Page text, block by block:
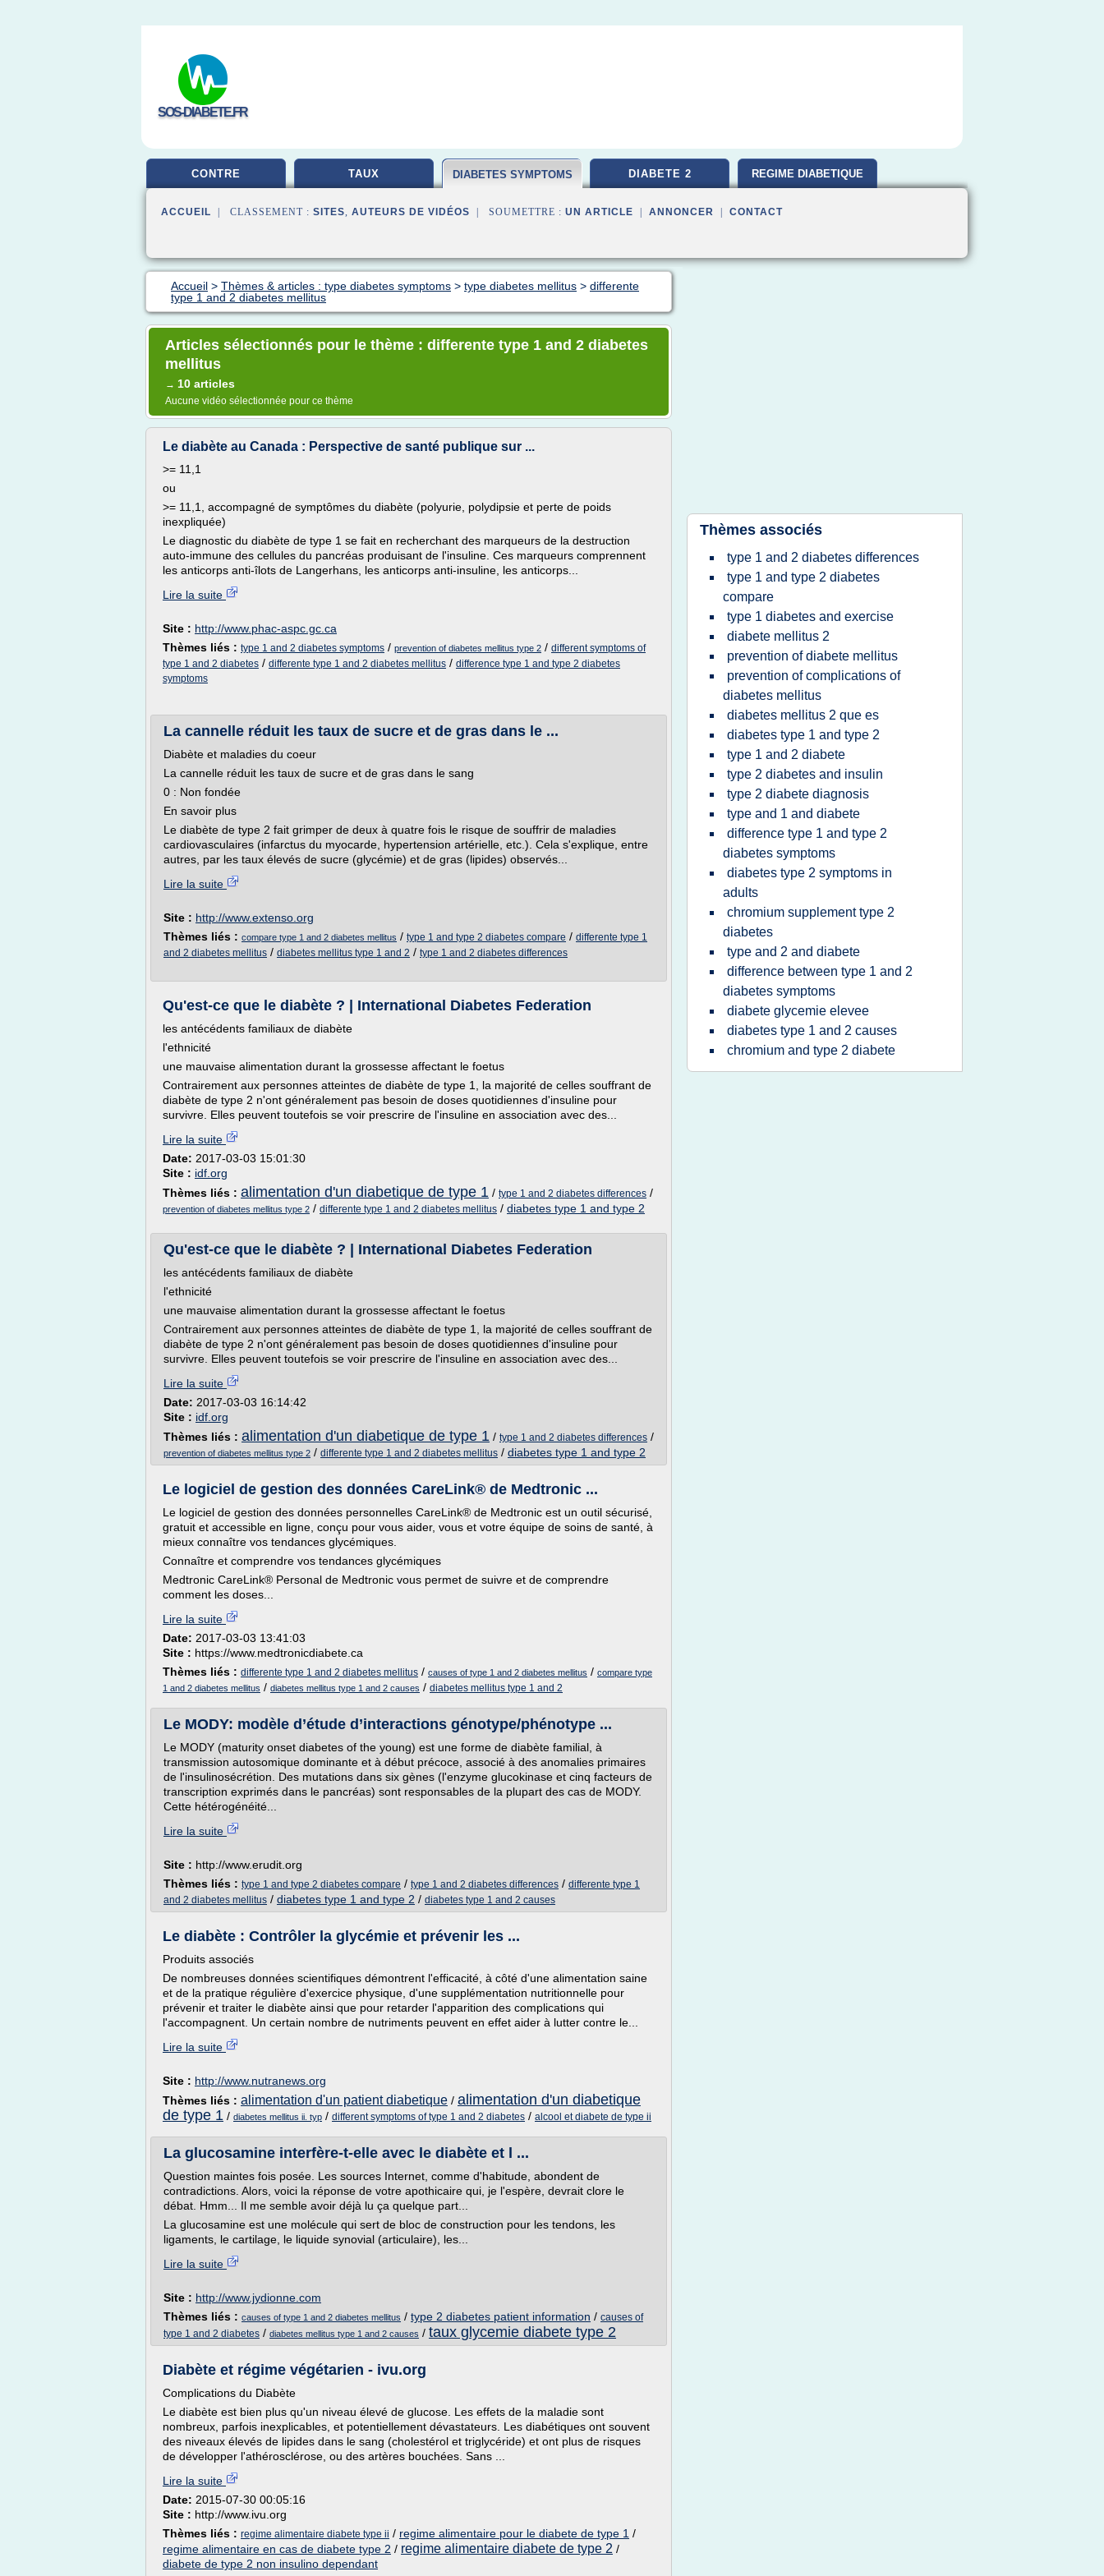
SOS-DIABETE.FR
CONTRE TAUX DIABETES SYMPTOMS DIABETE 2 REGIME DIABETIQUE
ACCUEIL | CLASSEMENT : SITES, AUTEURS DE VIDÉOS | SOUMETTRE : UN ARTICLE ANNONCER CONTACT
Accueil > Thèmes & articles : type diabetes symptoms > type diabetes mellitus > differente
type 1 and 2 diabetes mellitus
Articles sélectionnés pour le thème : differente type 1 and 2 diabetes
mellitus
→ 10 articles
Aucune vidéo sélectionnée pour ce thème
Le diabète au Canada : Perspective de santé publique sur ...
>= 11,1
ou
>= 11,1, accompagné de symptômes du diabète (polyurie, polydipsie et perte de poids
inexpliquée)
Le diagnostic du diabète de type 1 se fait en recherchant des marqueurs de la destruction
auto-immune des cellules du pancréas produisant de l'insuline. Ces marqueurs comprennent
les anticorps anti-îlots de Langerhans, les anticorps anti-insuline, les anticorps...
Lire la suite
Site : http://www.phac-aspc.gc.ca
Thèmes liés : type 1 and 2 diabetes symptoms / prevention of diabetes mellitus type 2 / different symptoms of
type 1 and 2 diabetes / differente type 1 and 2 diabetes mellitus / difference type 1 and type 2 diabetes
symptoms
La cannelle réduit les taux de sucre et de gras dans le ...
Diabète et maladies du coeur
La cannelle réduit les taux de sucre et de gras dans le sang
0 : Non fondée
En savoir plus
Le diabète de type 2 fait grimper de deux à quatre fois le risque de souffrir de maladies
cardiovasculaires (infarctus du myocarde, hypertension artérielle, etc.). Cela s'explique, entre
autres, par les taux élevés de sucre (glycémie) et de gras (lipides) observés...
Lire la suite
Site : http://www.extenso.org
Thèmes liés : compare type 1 and 2 diabetes mellitus / type 1 and type 2 diabetes compare / differente type 1
and 2 diabetes mellitus / diabetes mellitus type 1 and 2 / type 1 and 2 diabetes differences
Qu'est-ce que le diabète ? | International Diabetes Federation
les antécédents familiaux de diabète
l'ethnicité
une mauvaise alimentation durant la grossesse affectant le foetus
Contrairement aux personnes atteintes de diabète de type 1, la majorité de celles souffrant de
diabète de type 2 n'ont généralement pas besoin de doses quotidiennes d'insuline pour
survivre. Elles peuvent toutefois se voir prescrire de l'insuline en association avec des...
Lire la suite
Date: 2017-03-03 15:01:30
Site : idf.org
Thèmes liés : alimentation d'un diabetique de type 1 / type 1 and 2 diabetes differences /
prevention of diabetes mellitus type 2 / differente type 1 and 2 diabetes mellitus / diabetes type 1 and type 2
Qu'est-ce que le diabète ? | International Diabetes Federation
les antécédents familiaux de diabète
l'ethnicité
une mauvaise alimentation durant la grossesse affectant le foetus
Contrairement aux personnes atteintes de diabète de type 1, la majorité de celles souffrant de
diabète de type 2 n'ont généralement pas besoin de doses quotidiennes d'insuline pour
survivre. Elles peuvent toutefois se voir prescrire de l'insuline en association avec des...
Lire la suite
Date: 2017-03-03 16:14:42
Site : idf.org
Thèmes liés : alimentation d'un diabetique de type 1 / type 1 and 2 diabetes differences /
prevention of diabetes mellitus type 2 / differente type 1 and 2 diabetes mellitus / diabetes type 1 and type 2
Le logiciel de gestion des données CareLink® de Medtronic ...
Le logiciel de gestion des données personnelles CareLink® de Medtronic est un outil sécurisé,
gratuit et accessible en ligne, conçu pour vous aider, vous et votre équipe de soins de santé, à
mieux connaître vos tendances glycémiques.
Connaître et comprendre vos tendances glycémiques
Medtronic CareLink® Personal de Medtronic vous permet de suivre et de comprendre
comment les doses...
Lire la suite
Date: 2017-03-03 13:41:03
Site : https://www.medtronicdiabete.ca
Thèmes liés : differente type 1 and 2 diabetes mellitus / causes of type 1 and 2 diabetes mellitus / compare type
1 and 2 diabetes mellitus / diabetes mellitus type 1 and 2 causes / diabetes mellitus type 1 and 2
Le MODY: modèle d’étude d’interactions génotype/phénotype ...
Le MODY (maturity onset diabetes of the young) est une forme de diabète familial, à
transmission autosomique dominante et à début précoce, associé à des anomalies primaires
de l'insulinosécrétion. Des mutations dans six gènes (l'enzyme glucokinase et cinq facteurs de
transcription exprimés dans le pancréas) sont responsables de la plupart des cas de MODY.
Cette hétérogénéité...
Lire la suite
Site : http://www.erudit.org
Thèmes liés : type 1 and type 2 diabetes compare / type 1 and 2 diabetes differences / differente type 1
and 2 diabetes mellitus / diabetes type 1 and type 2 / diabetes type 1 and 2 causes
Le diabète : Contrôler la glycémie et prévenir les ...
Produits associés
De nombreuses données scientifiques démontrent l'efficacité, à côté d'une alimentation saine
et de la pratique régulière d'exercice physique, d'une supplémentation nutritionnelle pour
prévenir et traiter le diabète ainsi que pour retarder l'apparition des complications qui
l'accompagnent. Un certain nombre de nutriments peuvent en effet aider à lutter contre le...
Lire la suite
Site : http://www.nutranews.org
Thèmes liés : alimentation d'un patient diabetique / alimentation d'un diabetique
de type 1 / diabetes mellitus ii. typ / different symptoms of type 1 and 2 diabetes / alcool et diabete de type ii
La glucosamine interfère-t-elle avec le diabète et l ...
Question maintes fois posée. Les sources Internet, comme d'habitude, abondent de
contradictions. Alors, voici la réponse de votre apothicaire qui, je l'espère, devrait clore le
débat. Hmm... Il me semble avoir déjà lu ça quelque part...
La glucosamine est une molécule qui sert de bloc de construction pour les tendons, les
ligaments, le cartilage, le liquide synovial (articulaire), les...
Lire la suite
Site : http://www.jydionne.com
Thèmes liés : causes of type 1 and 2 diabetes mellitus / type 2 diabetes patient information / causes of
type 1 and 2 diabetes / diabetes mellitus type 1 and 2 causes / taux glycemie diabete type 2
Diabète et régime végétarien - ivu.org
Complications du Diabète
Le diabète est bien plus qu'un niveau élevé de glucose. Les effets de la maladie sont
nombreux, parfois inexplicables, et potentiellement dévastateurs. Les diabétiques ont souvent
des niveaux élevés de lipides dans le sang (cholestérol et triglycéride) et ont plus de risques
de développer l'athérosclérose, ou des artères bouchées. Sans ...
Lire la suite
Date: 2015-07-30 00:05:16
Site : http://www.ivu.org
Thèmes liés : regime alimentaire diabete type ii / regime alimentaire pour le diabete de type 1 /
regime alimentaire en cas de diabete type 2 / regime alimentaire diabete de type 2 /
diabete de type 2 non insulino dependant
Thèmes associés
type 1 and 2 diabetes differences
type 1 and type 2 diabetes
compare
type 1 diabetes and exercise
diabete mellitus 2
prevention of diabete mellitus
prevention of complications of
diabetes mellitus
diabetes mellitus 2 que es
diabetes type 1 and type 2
type 1 and 2 diabete
type 2 diabetes and insulin
type 2 diabete diagnosis
type and 1 and diabete
difference type 1 and type 2
diabetes symptoms
diabetes type 2 symptoms in
adults
chromium supplement type 2
diabetes
type and 2 and diabete
difference between type 1 and 2
diabetes symptoms
diabete glycemie elevee
diabetes type 1 and 2 causes
chromium and type 2 diabete